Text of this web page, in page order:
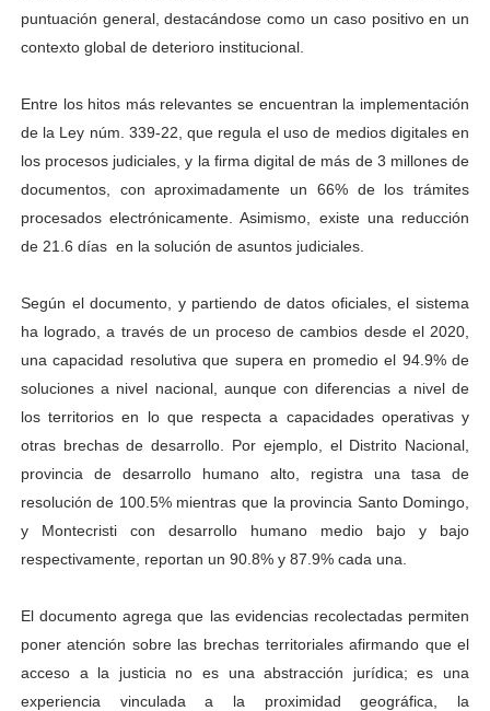
puntuación general, destacándose como un caso positivo en un
contexto global de deterioro institucional.
Entre los hitos más relevantes se encuentran la implementación
de la Ley núm. 339-22, que regula el uso de medios digitales en
los procesos judiciales, y la firma digital de más de 3 millones de
documentos, con aproximadamente un 66% de los trámites
procesados electrónicamente. Asimismo, existe una reducción
de 21.6 días ​ en la solución de asuntos judiciales.
Según el documento, y partiendo de datos oficiales, el sistema
ha logrado, a través de un proceso de cambios desde el 2020,
una capacidad resolutiva que supera en promedio el 94.9% de
soluciones a nivel nacional, aunque con diferencias a nivel de
los territorios en lo que respecta a capacidades operativas y
otras brechas de desarrollo. Por ejemplo, el Distrito Nacional,
provincia de desarrollo humano alto, registra una tasa de
resolución de 100.5% mientras que la provincia Santo Domingo,
y Montecristi con desarrollo humano medio bajo y bajo
respectivamente, reportan un 90.8% y 87.9% cada una.
El documento agrega que las evidencias recolectadas permiten
poner atención sobre las brechas territoriales afirmando que el
acceso a la justicia no es una abstracción jurídica; es una
experiencia vinculada a la proximidad geográfica, la